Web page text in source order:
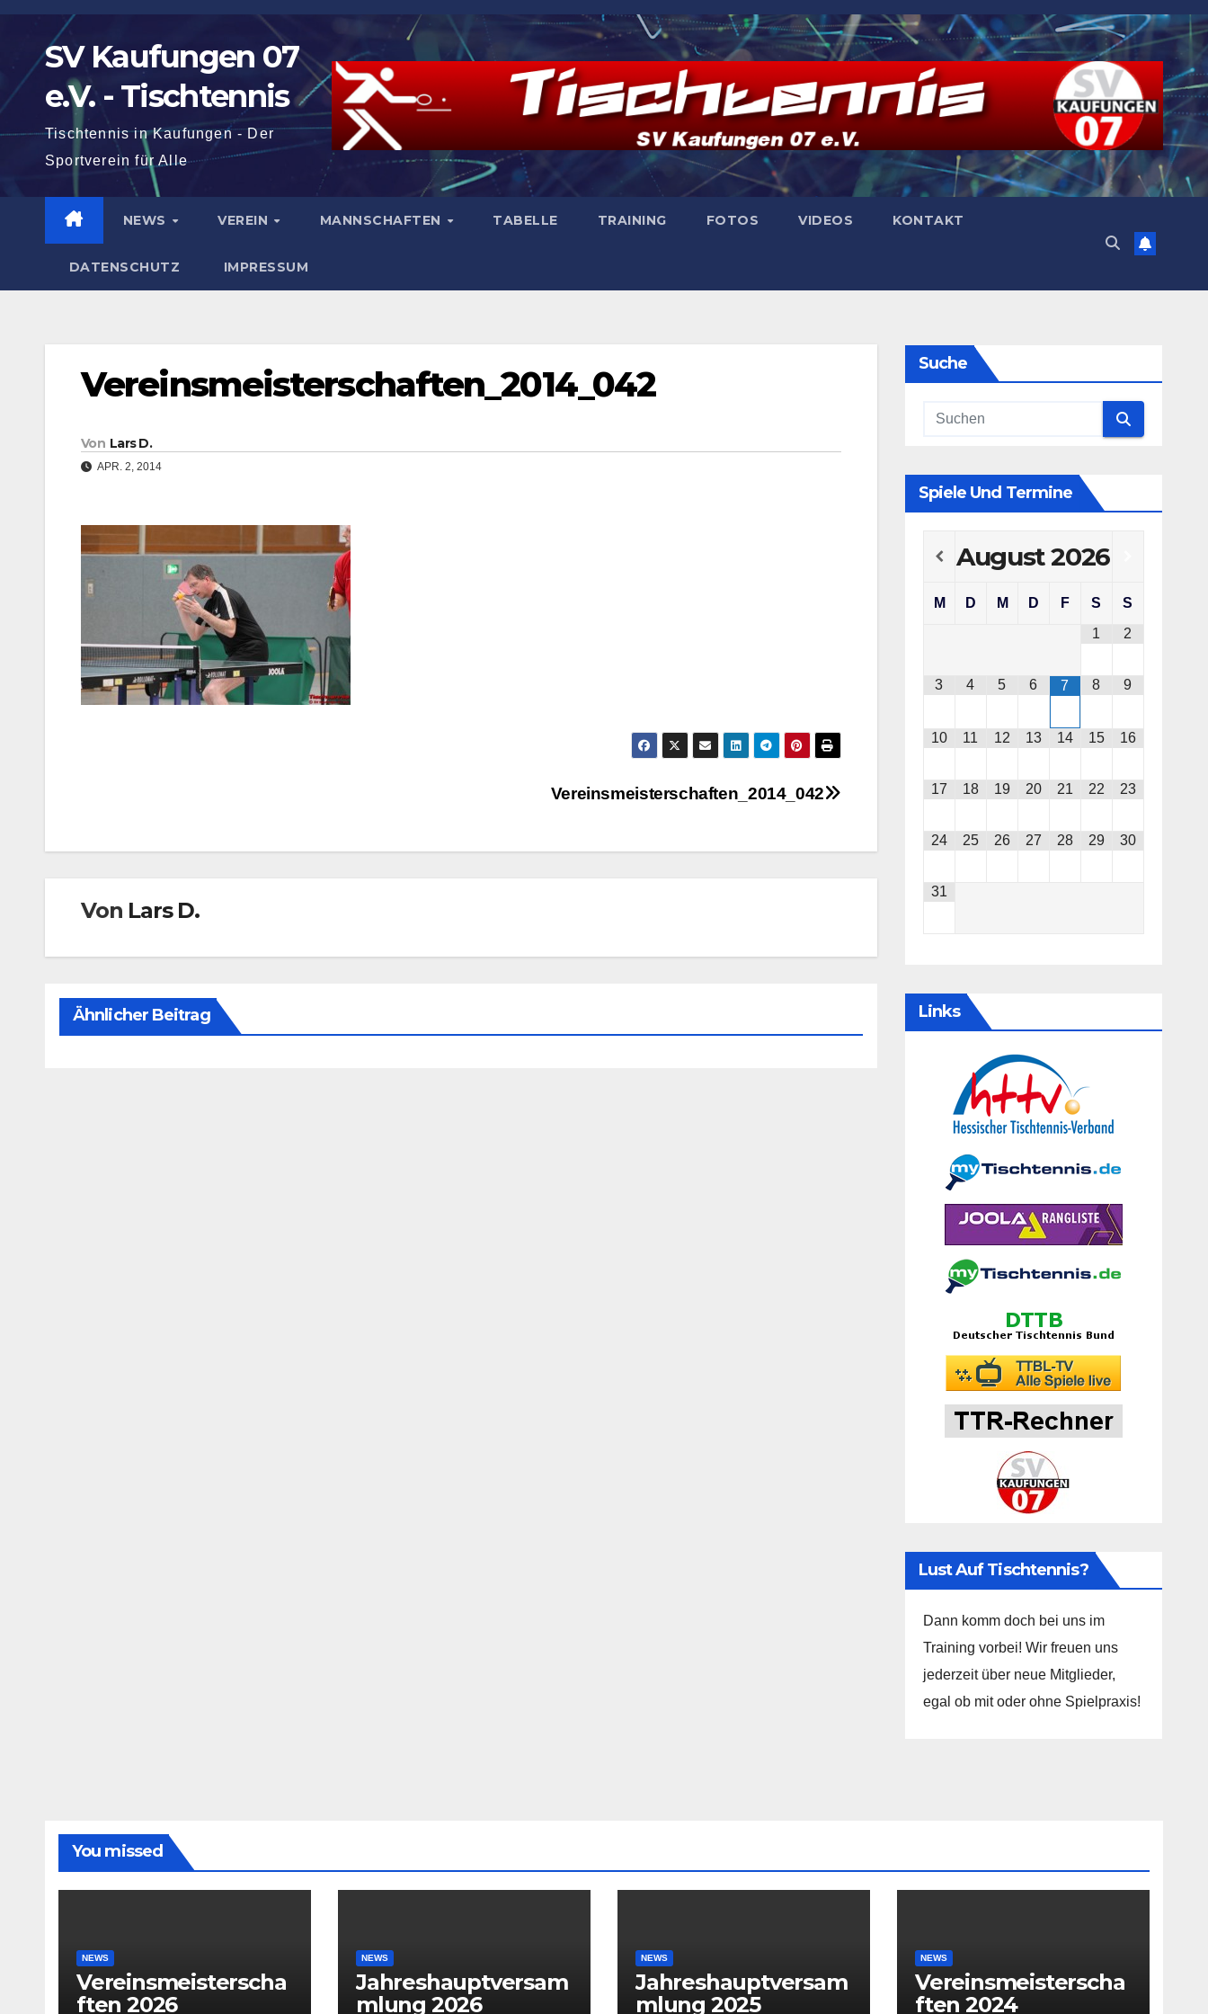
Zum
springenSV Kaufungen 07
e.V. - Tischtennis
Tischtennis in Kaufungen - Der
Sportverein für Alle
NEWS VEREIN MANNSCHAFTEN TABELLE TRAINING FOTOS VIDEOS KONTAKT
DATENSCHUTZ IMPRESSUM
Vereinsmeisterschaften_2014_042
Von Lars D.
APR. 2, 2014
Vereinsmeisterschaften_2014_042
Von Lars D.
Ähnlicher Beitrag
Suche
Spiele Und Termine
August2026
M D M D F S
S
1
2
3 4 5 6 7 8 9
10 11 12 13 14 15 16
17 18 19 20 21 22 23
24 25 26 27 28 29 30
31
Links
Lust Auf Tischtennis?
Dann komm doch bei uns im
Training vorbei! Wir freuen uns
jederzeit über neue Mitglieder,
egal ob mit oder ohne Spielpraxis!
You missed
NEWS
Vereinsmeisterscha
ften 2026
NEWS
Jahreshauptversam
mlung 2026
NEWS
Jahreshauptversam
mlung 2025
NEWS
Vereinsmeisterscha
ften 2024